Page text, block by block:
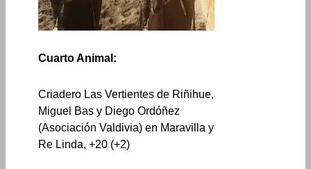
Cuarto Animal:
Criadero Las Vertientes de Riñihue,
Miguel Bas y Diego Ordóñez
(Asociación Valdivia) en Maravilla y
Re Linda, +20 (+2)